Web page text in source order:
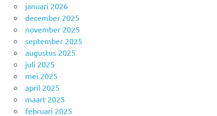
januari 2026
december 2025
november 2025
september 2025
augustus 2025
juli 2025
mei 2025
april 2025
maart 2025
februari 2025